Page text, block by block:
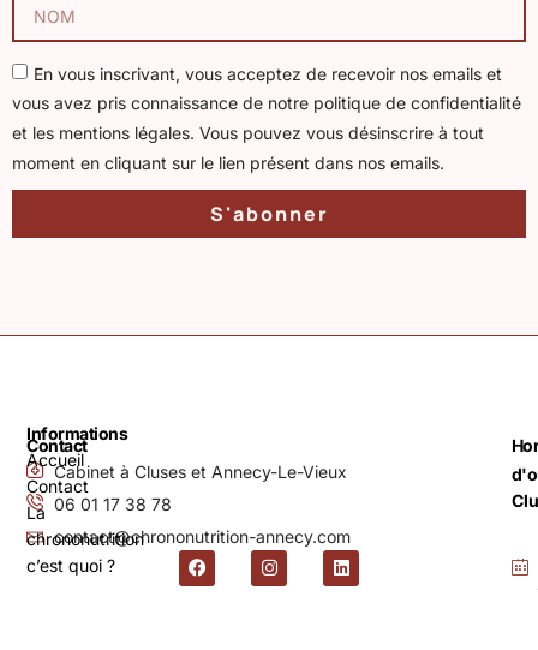
En vous inscrivant, vous acceptez de recevoir nos emails et
vous avez pris connaissance de notre politique de confidentialité
et les mentions légales. Vous pouvez vous désinscrire à tout
moment en cliquant sur le lien présent dans nos emails.
S'abonner
Contact
Cabinet à Cluses et Annecy-Le-Vieux
06 01 17 38 78
contact@chrononutrition-annecy.com
Informations
Accueil
Contact
La
chrononutrition
c’est quoi ?